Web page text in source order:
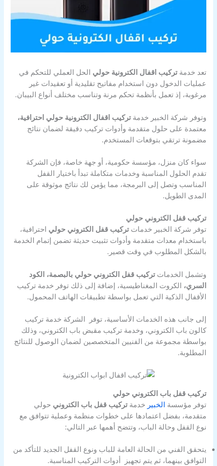
تعد خدمةتركيب اقفال الكترونية حولي الحل العملي للتحكم في
عمليات الدخول دون استخدام مفاتيح تقليدية أو تعقيدات غير
مرغوبة، إذ تعمل بأنظمة تحكم مرنة وتناسب مختلف أنواع البيبان.
وتوفر شركة الخبير خدمةتركيب اقفال الكترونية حولي احترافية،
معتمدة على حلول متقدمة وأدوات تركيب دقيقة لضمان نتائج
مضمونة ترتقي بتوقعات المستخدم.
سواء كان منزل، مؤسسة حكومية، أو جهة خاصة، فإن الشركة
تقدم الحلول المناسبة وخدمات متكاملة تبدأ باختيار القفل
المناسب وتصل إلى البرمجة، مما يؤمن لك نتائج موثوقة على
المدى الطويل.
تركيب قفل الكتروني حولي
توفر شركة الخبير خدماتتركيب قفل الكتروني حولي احترافية،
باستخدام معدات متقدمة وأدوات تثبيت حديثة تضمن إتمام الخدمة
بالشكل المطلوب في وقت قصير.
وتشمل الخدماتتركيب قفل الكتروني حولي بالبصمة، الكود
السري، الكروت المغناطيسية، إضافة إلى ذلك توفر خدمة تركيب
الأقفال الذكية التي تعمل بواسطة تطبيقات الهاتف المحمول.
إلى جانب هذه الخدمات الأساسية، توفر الشركة خدمة تركيب
كالون باب الكتروني، وخدمة تركيب مقبض باب الكتروني، وذلك
بواسطة مجموعة من الفنيين المتخصصين لضمان الوصول للنتائج
المطلوبة.
تركيب قفل باب الكتروني حولي
توفر مؤسسة الخبير خدمةتركيب قفل باب الكتروني حولي
متقدمة، بفضل اعتمادها على خطوات منظمة وعملية تتوافق مع
نوع القفل وحالة الباب، وتتضح أهمها عبر التالي:
يتحقق الفني من الحالة العامة للباب ونوع القفل الجديد للتأكد من
التوافق بينهما، ثم يتم تجهيز أدوات التركيب المناسبة.